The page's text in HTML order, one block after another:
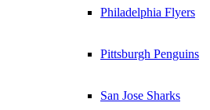
Philadelphia Flyers
Pittsburgh Penguins
San Jose Sharks